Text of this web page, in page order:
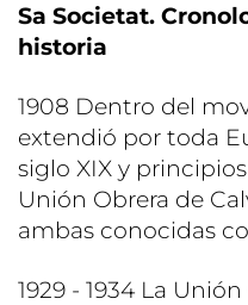
Sa Societat.
historia
1908 Dentro del
extendió por toda
siglo XIX y
Unión Obrera de
ambas conocidas
1929 - 1934 La